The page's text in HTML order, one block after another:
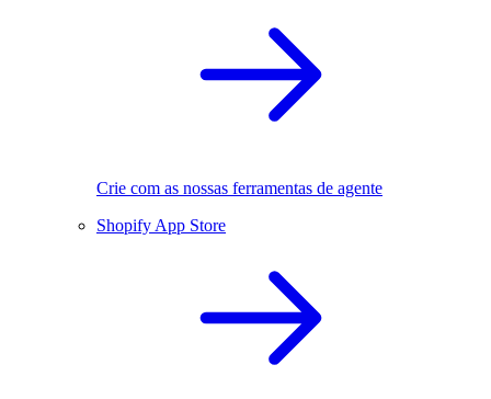
Crie com as nossas ferramentas de agente
Shopify App Store